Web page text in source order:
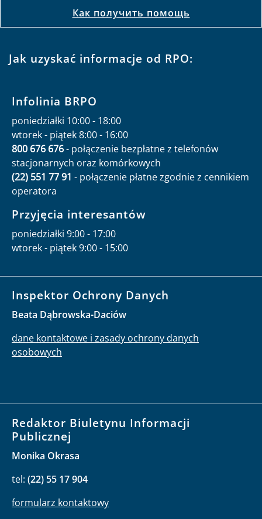
Как получить помощь
Jak uzyskać informacje od RPO:
Infolinia BRPO
poniedziałki 10:00 - 18:00
wtorek - piątek 8:00 - 16:00
800 676 676- połączenie bezpłatne z telefonów
stacjonarnych oraz komórkowych
(22) 551 77 91 - połączenie płatne zgodnie z cennikiem
operatora
Przyjęcia interesantów
poniedziałki 9:00 - 17:00
wtorek - piątek 9:00 - 15:00
Inspektor Ochrony Danych
Beata Dąbrowska-Daciów
dane kontaktowe i zasady ochrony danych
osobowych
Redaktor Biuletynu Informacji
Publicznej
Monika Okrasa
tel: (22) 55 17 904
formularz kontaktowy